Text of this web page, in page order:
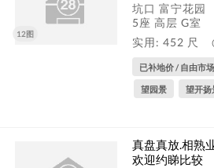
12图
坑口 富宁花园
5座 高层 G室
实用: 452 尺
已补地价 / 自由市场
望园景 望开扬
真盘真放.相熟
欢迎约睇比较